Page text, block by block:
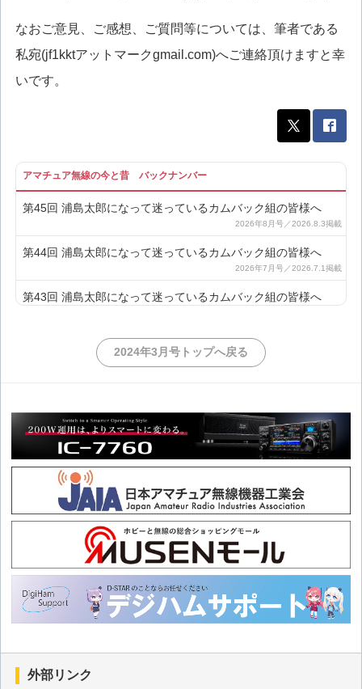
なおご意見、ご感想、ご質問等については、筆者である
私宛(jf1kktアットマークgmail.com)へご連絡頂けますと幸
いです。
アマチュア無線の今と昔 バックナンバー
第45回 浦島太郎になって迷っているカムバック組の皆様へ
第44回 浦島太郎になって迷っているカムバック組の皆様へ
第43回 浦島太郎になって迷っているカムバック組の皆様へ
第42回 浦島太郎になって迷っているカムバック組の皆様へ
第40回 浦島太郎になって迷っているカムバック組の皆様へ
第39回 浦島太郎になって迷っているカムバック組の皆様へ
第38回 浦島太郎になって迷っているカムバック組の皆様へ
第37回 浦島太郎になって迷っているカムバック組の皆様へ
第36回 浦島太郎になって迷っているカムバック組の皆様へ
第35回 浦島太郎になって迷っているカムバック組の皆様へ
2024年3月号トップへ戻る
外部リンク